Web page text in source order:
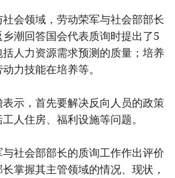
会领域，劳动荣军与社会部部长
潮回答国会代表质询时提出了5
人力资源需求预测的质量；培养
力技能在培养等。
示，首先要解决反向人员的政策
人住房、福利设施等问题。
社会部部长的质询工作作出评价
掌握其主管领域的情况、现状，